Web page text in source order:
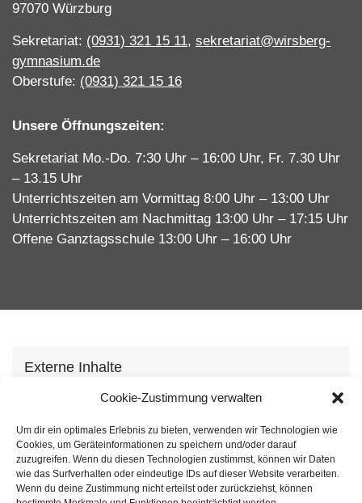
Cookie-Zustimmung verwalten
Um dir ein optimales Erlebnis zu bieten, verwenden wir Technologien wie
Cookies, um Geräteinformationen zu speichern und/oder darauf
zuzugreifen. Wenn du diesen Technologien zustimmst, können wir Daten
wie das Surfverhalten oder eindeutige IDs auf dieser Website verarbeiten.
Wenn du deine Zustimmung nicht erteilst oder zurückziehst, können
97070 Würzburg
Sekretariat: (0931) 321 15 11, sekretariat@wirsberg-
gymnasium.de
Oberstufe: (0931) 321 15 16
Unsere Öffnungszeiten:
Sekretariat Mo.-Do. 7:30 Uhr – 16:00 Uhr, Fr. 7.30 Uhr
– 13.15 Uhr
Unterrichtszeiten am Vormittag 8:00 Uhr – 13:00 Uhr
Unterrichtszeiten am Nachmittag 13:00 Uhr – 17:15 Uhr
Offene Ganztagsschule 13:00 Uhr – 16:00 Uhr
Externe Inhalte
Wir verwenden auf unserer Webseite externe
anzubieten. Mit dem laden der Inhalte stimmen Sie
unsererDatenschutzvereinbarungzu.
Inhalt laden